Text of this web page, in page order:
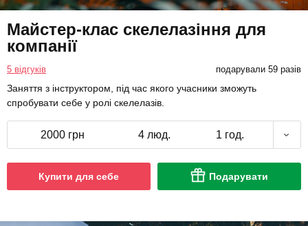
Майстер-клас скелелазіння для
компанії
5 відгуків подарували 59 разів
Заняття з інструктором, під час якого учасники зможуть
спробувати себе у ролі скелелазів.
2000 грн 4 люд. 1 год.
Купити для себе Подарувати